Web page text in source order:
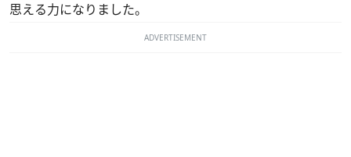
思える力になりました。
ADVERTISEMENT